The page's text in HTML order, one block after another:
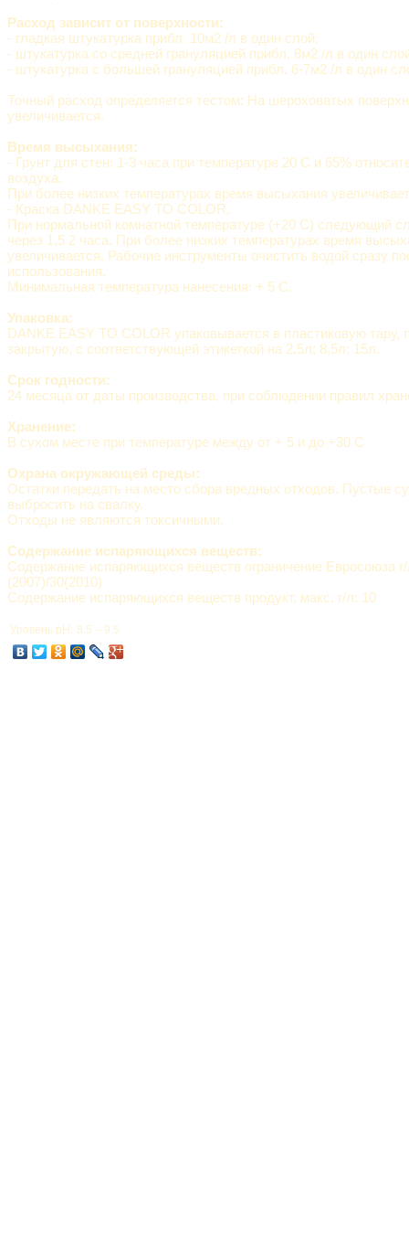
Расход зависит от поверхности:
- гладкая штукатурка прибл. 10м2 /л в один слой;
- штукатурка со средней грануляцией прибл. 8м2 /л в один
- штукатурка с большей грануляцией прибл. 6-7м2 /л в один
Точный расход определяется тестом: На шероховатых
увеличивается.
Время высыхания:
- Грунт для стен: 1-3 часа при температуре 20 C и 65%
воздуха.
При более низких температурах время высыхания
- Краска DANKE EASY TO COLOR.
При нормальной комнатной температуре (+20 C) следующий
через 1,5 2 часа. При более низких температурах время
увеличивается. Рабочие инструменты очистить водой сразу
использования.
Минимальная температура нанесения: + 5 C.
Упаковка:
DANKE EASY TO COLOR упаковывается в пластиковую тару,
закрытую, с соответствующей этикеткой на 2,5л; 8,5л; 15л.
Срок годности:
24 месяца от даты производства, при соблюдении правил
Хранение:
В сухом месте при температуре между от + 5 и до +30 C
Охрана окружающей среды:
Остатки передать на место сбора вредных отходов. Пустые
выбросить на свалку.
Отходы не являются токсичными.
Содержание испаряющихся веществ:
Содержание испаряющихся веществ ограничение Евросоюза г/
(2007)/30(2010)
Содержание испаряющихся веществ продукт, макс. г/л: 10
Уровень pH: 8.5 – 9.5